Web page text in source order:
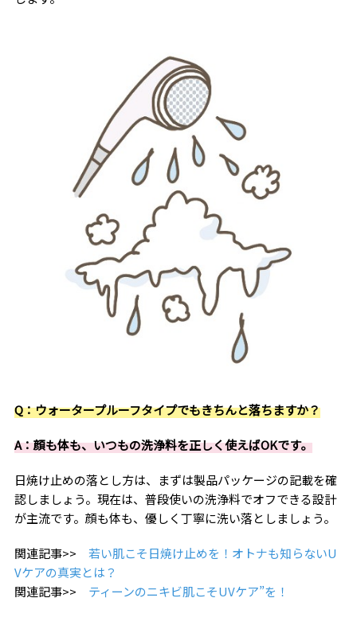
Q：ウォータープルーフタイプでもきちんと落ちますか？
A：顔も体も、いつもの洗浄料を正しく使えばOKです。
日焼け止めの落とし方は、まずは製品パッケージの記載を確
認しましょう。現在は、普段使いの洗浄料でオフできる設計
が主流です。顔も体も、優しく丁寧に洗い落としましょう。
関連記事>> 若い肌こそ日焼け止めを！オトナも知らないU
Vケアの真実とは？
関連記事>> ティーンのニキビ肌こそUVケア”を！